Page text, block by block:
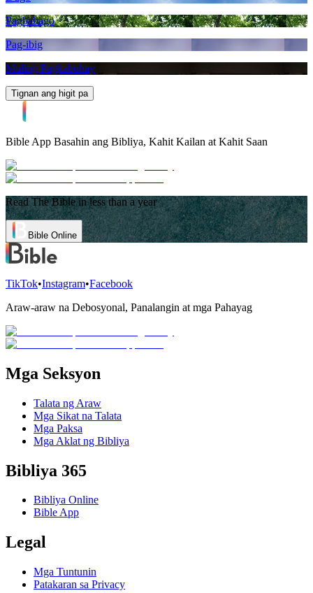
Pagbabago
Pag-ibig
Muling Pagkabuhay
Tignan ang higit pa
Bible App Basahin ang Bibliya, Kahit Kailan at Kahit Saan
Read The Bible in less than a year
Bible Online
TikTok•Instagram•Facebook
Araw-araw na Debosyonal, Panalangin at mga Pahayag
Mga Seksyon
Talata ng Araw
Mga Sikat na Talata
Mga Paksa
Mga Aklat ng Bibliya
Bibliya 365
Bibliya Online
Bible App
Legal
Mga Tuntunin
Patakaran sa Privacy